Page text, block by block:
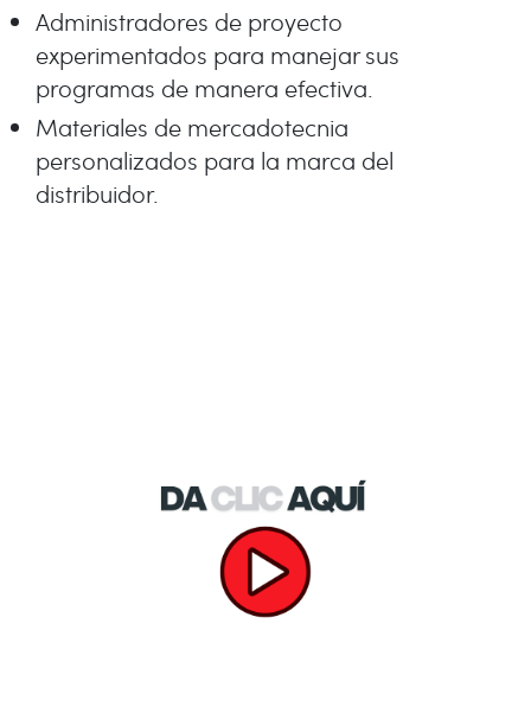
Administradores de proyecto
experimentados para manejar sus
programas de manera efectiva.
Materiales de mercadotecnia
personalizados para la marca del
distribuidor.